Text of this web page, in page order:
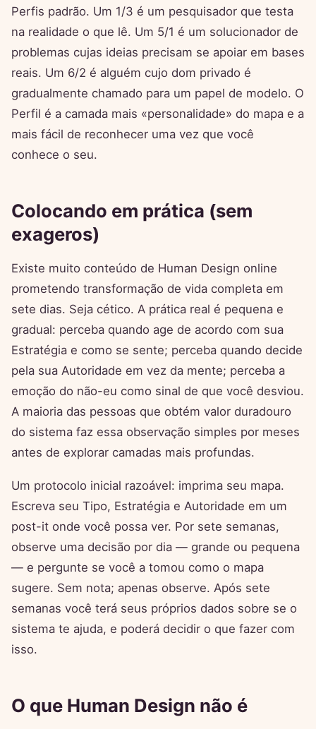
Perfis padrão. Um 1/3 é um pesquisador que testa
na realidade o que lê. Um 5/1 é um solucionador de
problemas cujas ideias precisam se apoiar em bases
reais. Um 6/2 é alguém cujo dom privado é
gradualmente chamado para um papel de modelo. O
Perfil é a camada mais «personalidade» do mapa e a
mais fácil de reconhecer uma vez que você
conhece o seu.
Colocando em prática (sem
exageros)
Existe muito conteúdo de Human Design online
prometendo transformação de vida completa em
sete dias. Seja cético. A prática real é pequena e
gradual: perceba quando age de acordo com sua
Estratégia e como se sente; perceba quando decide
pela sua Autoridade em vez da mente; perceba a
emoção do não-eu como sinal de que você desviou.
A maioria das pessoas que obtém valor duradouro
do sistema faz essa observação simples por meses
antes de explorar camadas mais profundas.
Um protocolo inicial razoável: imprima seu mapa.
Escreva seu Tipo, Estratégia e Autoridade em um
post-it onde você possa ver. Por sete semanas,
observe uma decisão por dia — grande ou pequena
— e pergunte se você a tomou como o mapa
sugere. Sem nota; apenas observe. Após sete
semanas você terá seus próprios dados sobre se o
sistema te ajuda, e poderá decidir o que fazer com
isso.
O que Human Design não é